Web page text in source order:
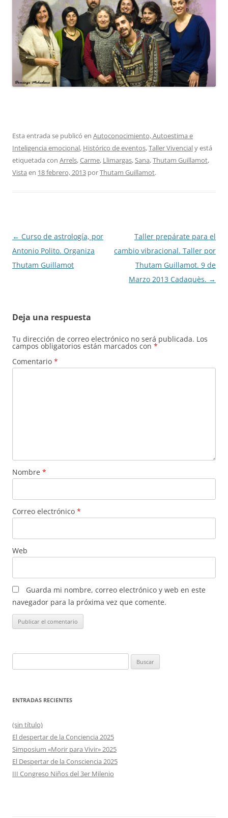
Esta entrada se publicó en Autoconocimiento, Autoestima e
Inteligencia emocional, Histórico de eventos,Taller Vivencialy está
etiquetada con Arrels,Carme, Llimargas,Sana,Thutam Guillamot,
Vista en 18 febrero, 2013 porThutam Guillamot.
Navegación
de
entradas
← Curso de astrología, por
Antonio Polito. Organiza
Thutam Guillamot
Taller prepárate para el
cambio vibracional. Taller por
Thutam Guillamot. 9 de
Marzo 2013 Cadaquès. →
Deja una respuesta
Tu dirección de correo electrónico no será publicada. Los
campos obligatorios están marcados con *
Comentario *
Nombre *
Correo electrónico *
Web
Guarda mi nombre, correo electrónico y web en este
navegador para la próxima vez que comente.
ENTRADAS RECIENTES
(sin título)
El despertar de la Conciencia 2025
Simposium «Morir para Vivir» 2025
El Despertar de la Consciencia 2025
III Congreso Niños del 3er Milenio